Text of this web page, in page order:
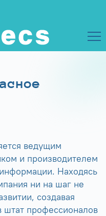
ведущим
и производителем
Находясь
ни на шаг не
создавая
штат профессионалов